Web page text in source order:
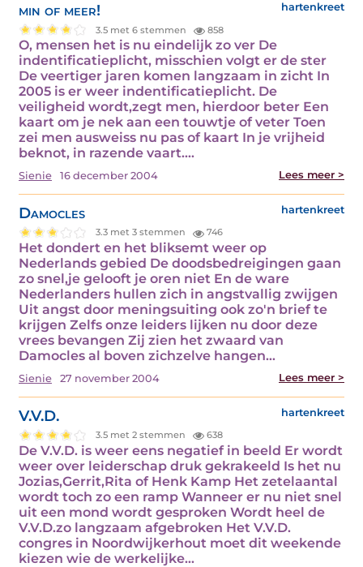
min of meer! hartenkreet
3.5 met 6 stemmen 858
O, mensen het is nu eindelijk zo ver De
indentificatieplicht, misschien volgt er de ster
De veertiger jaren komen langzaam in zicht In
2005 is er weer indentificatieplicht. De
veiligheid wordt,zegt men, hierdoor beter Een
kaart om je nek aan een touwtje of veter Toen
zei men ausweiss nu pas of kaart In je vrijheid
beknot, in razende vaart.…
Sienie 16 december 2004 Lees meer >
Damocles hartenkreet
3.3 met 3 stemmen 746
Het dondert en het bliksemt weer op
Nederlands gebied De doodsbedreigingen gaan
zo snel,je gelooft je oren niet En de ware
Nederlanders hullen zich in angstvallig zwijgen
Uit angst door meningsuiting ook zo'n brief te
krijgen Zelfs onze leiders lijken nu door deze
vrees bevangen Zij zien het zwaard van
Damocles al boven zichzelve hangen…
Sienie 27 november 2004 Lees meer >
V.V.D. hartenkreet
3.5 met 2 stemmen 638
De V.V.D. is weer eens negatief in beeld Er wordt
weer over leiderschap druk gekrakeeld Is het nu
Jozias,Gerrit,Rita of Henk Kamp Het zetelaantal
wordt toch zo een ramp Wanneer er nu niet snel
uit een mond wordt gesproken Wordt heel de
V.V.D.zo langzaam afgebroken Het V.V.D.
congres in Noordwijkerhout moet dit weekende
kiezen wie de werkelijke…